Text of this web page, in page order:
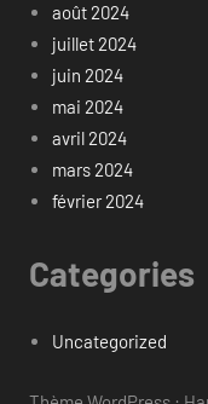
août 2024
juillet 2024
juin 2024
mai 2024
avril 2024
mars 2024
février 2024
Categories
Uncategorized